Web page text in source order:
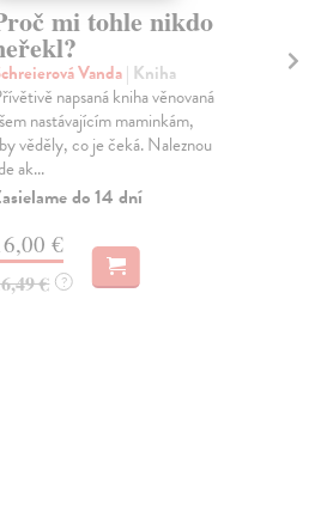
mi tohle nikdo
Vanda| Kniha
napsaná kniha věnovaná
nastávajícím maminkám,
věděly, co je čeká. Naleznou
ak...
do 14 dní
€
€ ?